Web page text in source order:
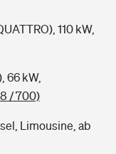
110 kW,
66 kW,
/ 700)
Limousine, ab